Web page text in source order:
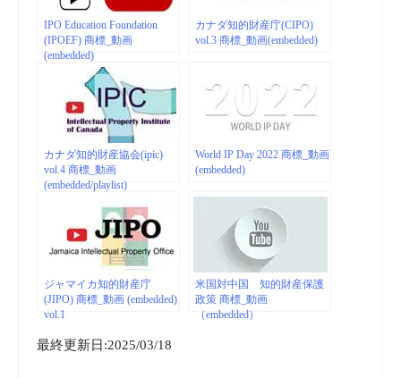
IPO Education Foundation
(IPOEF) 商標_動画
(embedded)
カナダ知的財産庁(CIPO)
vol.3 商標_動画(embedded)
カナダ知的財産協会(ipic)
vol.4 商標_動画
(embedded/playlist)
World IP Day 2022 商標_動画
(embedded)
ジャマイカ知的財産庁
(JIPO) 商標_動画 (embedded)
vol.1
米国対中国 知的財産保護
政策 商標_動画
（embedded）
最終更新日:2025/03/18